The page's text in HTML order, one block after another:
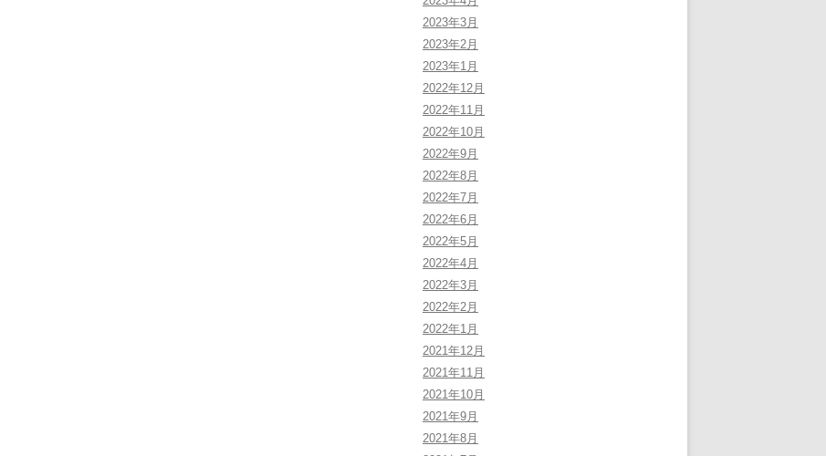
2023年3月
2023年2月
2023年1月
2022年12月
2022年11月
2022年10月
2022年9月
2022年8月
2022年7月
2022年6月
2022年5月
2022年4月
2022年3月
2022年2月
2022年1月
2021年12月
2021年11月
2021年10月
2021年9月
2021年8月